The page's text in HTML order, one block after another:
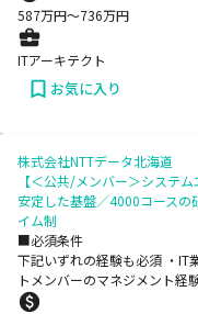
587万円〜736万円
ITアーキテクト
お気に入り
株式会社NTTデータ北海道
【＜公共/メンバー＞システ
安定した基盤／4000コース
イム制
■必須条件
下記いずれの経験も必須 ・IT
トメンバーのマネジメント経